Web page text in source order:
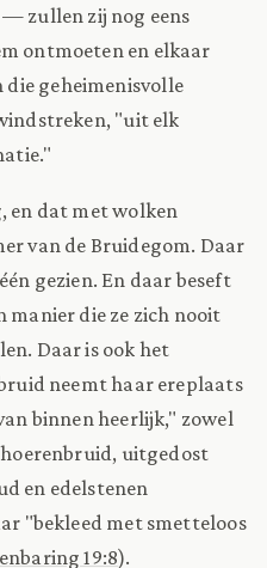
zullen zij nog eens
ontmoeten en elkaar
die geheimenisvolle
"uit elk
en dat met wolken
van de Bruidegom. Daar
gezien. En daar beseft
manier die ze zich nooit
Daar is ook het
neemt haar ereplaats
binnen heerlijk," zowel
uitgedost
en edelstenen
"bekleed met smetteloos
19:8).